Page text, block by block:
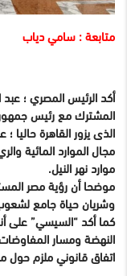
متابعة : سامي دياب
أكد الرئيس المصري ؛
المشترك مع رئيس
الذى يزور القاهرة حاليا
مجال الموارد المائية
موارد نهر النيل.
موضحا أن رؤية مصر
وشريان حياة جامع
كما أكد “السيسي” على
النهضة ومسار
اتفاق قانوني ملزم حول